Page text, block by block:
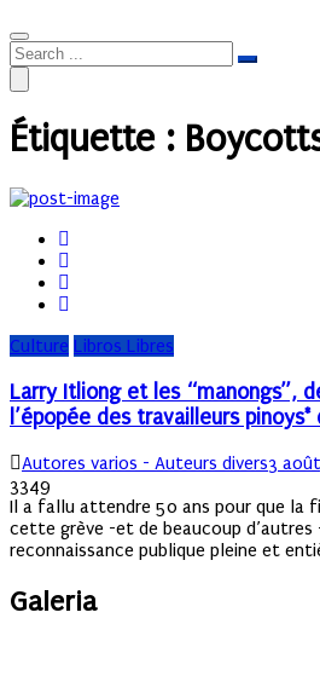
Étiquette :
Culture Libros Libres
Larry Itliong et les “manongs”,
l’épopée des travailleurs
Author
Autores varios - Auteurs diversPosted
3
3349
Il a fallu attendre 50 ans pour que la
cette grève -et de beaucoup d’autres
reconnaissance publique pleine et
Galeria